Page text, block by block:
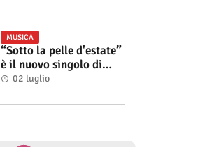
MUSICA
“Sotto la pelle d'estate”
è il nuovo singolo di
Roberta Modìgliani
02 luglio